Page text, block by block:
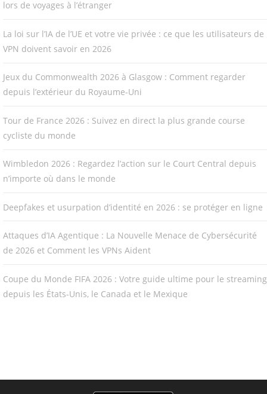
lors de voyages à l’étranger
La loi sur l’IA de l’UE et votre vie privée : ce que les utilisateurs de
VPN doivent savoir en 2026
Jeux du Commonwealth 2026 à Glasgow : Comment regarder
depuis l’extérieur du Royaume-Uni
Tour de France 2026 : Suivez en direct la plus grande course
cycliste du monde
Wimbledon 2026 : Regardez l’action sur le Court Central depuis
n’importe où dans le monde
Deepfakes et usurpation d’identité en 2026 : se protéger en ligne
Attaques d’IA Agentique : La Nouvelle Menace de Cybersécurité
de 2026 et Comment les VPNs Aident
Coupe du Monde FIFA 2026 : Votre guide ultime pour le streaming
depuis les États-Unis, le Canada et le Mexique